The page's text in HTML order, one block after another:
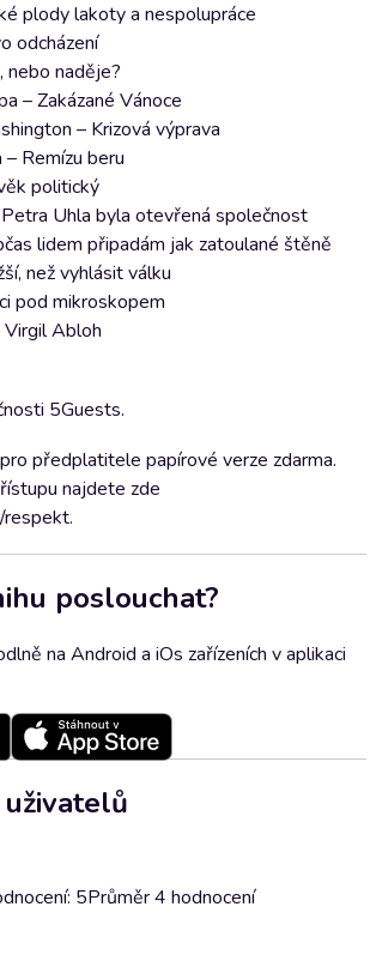
plody lakoty a nespolupráce
odcházení
nebo naděje?
– Zakázané Vánoce
– Krizová výprava
Remízu beru
politický
Uhla byla otevřená společnost
lidem připadám jak zatoulané štěně
než vyhlásit válku
pod mikroskopem
Virgil Abloh
5Guests.
předplatitele papírové verze zdarma.
najdete zde
poslouchat?
na Android a iOs zařízeních v aplikaci
5Průměr 4 hodnocení